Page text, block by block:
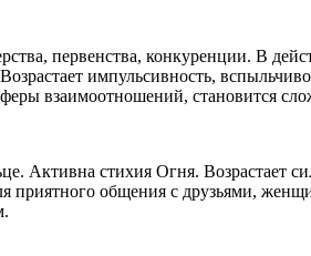
первенства, конкуренции. В
импульсивность,
взаимоотношений, становится
Активна стихия Огня. Возрастает
приятного общения с друзьями,